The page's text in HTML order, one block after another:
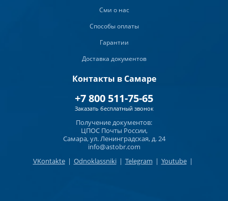
Сми о нас
Способы оплаты
Гарантии
Доставка документов
Контакты в Самаре
+7 800 511-75-65
Заказать бесплатный звонок
Получение документов:
ЦПОС Почты России,
Самара, ул. Ленинградская, д. 24
info@astobr.com
VKontakte | Odnoklassniki | Telegram | Youtube |